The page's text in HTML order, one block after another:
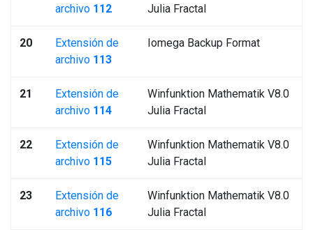
archivo 112
Julia Fractal
20
Extensión de
archivo 113
Iomega Backup Format
21
Extensión de
archivo 114
Winfunktion Mathematik V8.0
Julia Fractal
22
Extensión de
archivo 115
Winfunktion Mathematik V8.0
Julia Fractal
23
Extensión de
archivo 116
Winfunktion Mathematik V8.0
Julia Fractal